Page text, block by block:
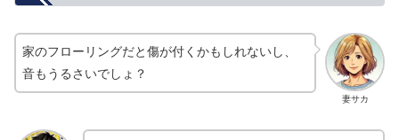
妻サカ
家のフローリングだと傷が付くかもしれないし、
音もうるさいでしょ？